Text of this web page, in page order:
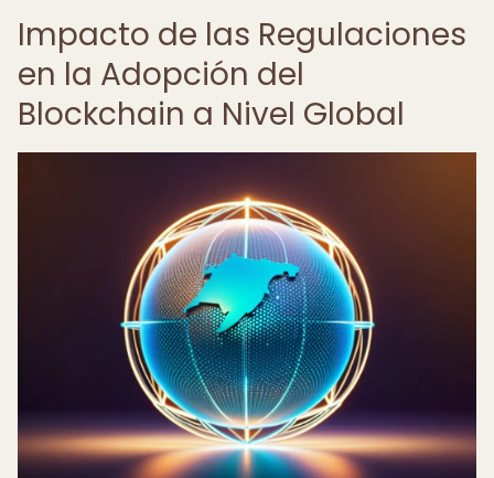
Impacto de las Regulaciones
en la Adopción del
Blockchain a Nivel Global